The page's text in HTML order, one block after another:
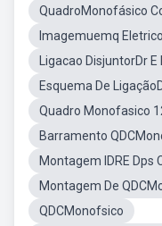
QuadroMonofásico
Imagemuemq
Ligacao DisjuntorDr E
Esquema De
Quadro Monofasico
Barramento
Montagem IDRE Dps
Montagem De
QDCMonofsico